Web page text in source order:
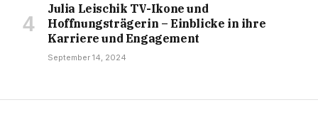
Julia Leischik TV-Ikone und
Hoffnungsträgerin – Einblicke in ihre
Karriere und Engagement
September 14, 2024